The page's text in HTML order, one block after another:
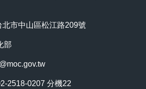
市中山區松江路209號
部
2518-0207 分機22